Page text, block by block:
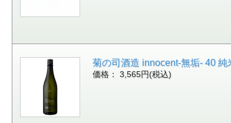
菊の司酒造 innocent-無垢- 40
価格： 3,565円(税込)